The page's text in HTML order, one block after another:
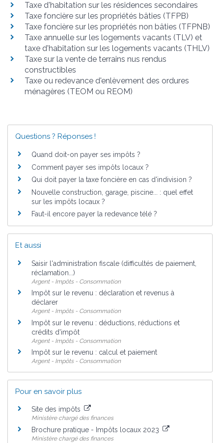
Taxe d'habitation sur les résidences secondaires
Taxe foncière sur les propriétés bâties (TFPB)
Taxe foncière sur les propriétés non bâties (TFPNB)
Taxe annuelle sur les logements vacants (TLV) et
taxe d'habitation sur les logements vacants (THLV)
Taxe sur la vente de terrains nus rendus
constructibles
Taxe ou redevance d'enlèvement des ordures
ménagères (TEOM ou REOM)
Questions ? Réponses !
Quand doit-on payer ses impôts ?
Comment payer ses impôts locaux ?
Qui doit payer la taxe foncière en cas d'indivision ?
Nouvelle construction, garage, piscine... : quel effet
sur les impôts locaux ?
Faut-il encore payer la redevance télé ?
Et aussi
Saisir l'administration fiscale (difficultés de paiement,
réclamation...)
Argent - Impôts - Consommation
Impôt sur le revenu : déclaration et revenus à
déclarer
Argent - Impôts - Consommation
Impôt sur le revenu : déductions, réductions et
crédits d'impôt
Argent - Impôts - Consommation
Impôt sur le revenu : calcul et paiement
Argent - Impôts - Consommation
Pour en savoir plus
Site des impôts
Ministère chargé des finances
Brochure pratique - Impôts locaux 2023
Ministère chargé des finances